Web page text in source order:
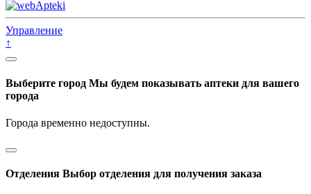
Управление
↑
Выберите город Мы будем показывать аптеки для вашего
города
Города временно недоступны.
Отделения Выбор отделения для получения заказа